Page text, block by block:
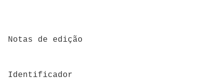
Notas de edição
Identificador